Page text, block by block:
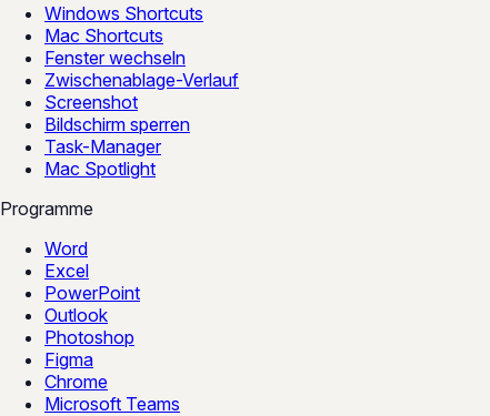
Windows Shortcuts
Mac Shortcuts
Fenster wechseln
Zwischenablage-Verlauf
Screenshot
Bildschirm sperren
Task-Manager
Mac Spotlight
Programme
Word
Excel
PowerPoint
Outlook
Photoshop
Figma
Chrome
Microsoft Teams